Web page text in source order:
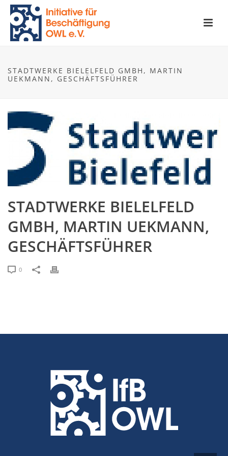
STADTWERKE BIELELFELD GMBH, MARTIN
UEKMANN, GESCHÄFTSFÜHRER
STADTWERKE BIELELFELD
GMBH, MARTIN UEKMANN,
GESCHÄFTSFÜHRER
0